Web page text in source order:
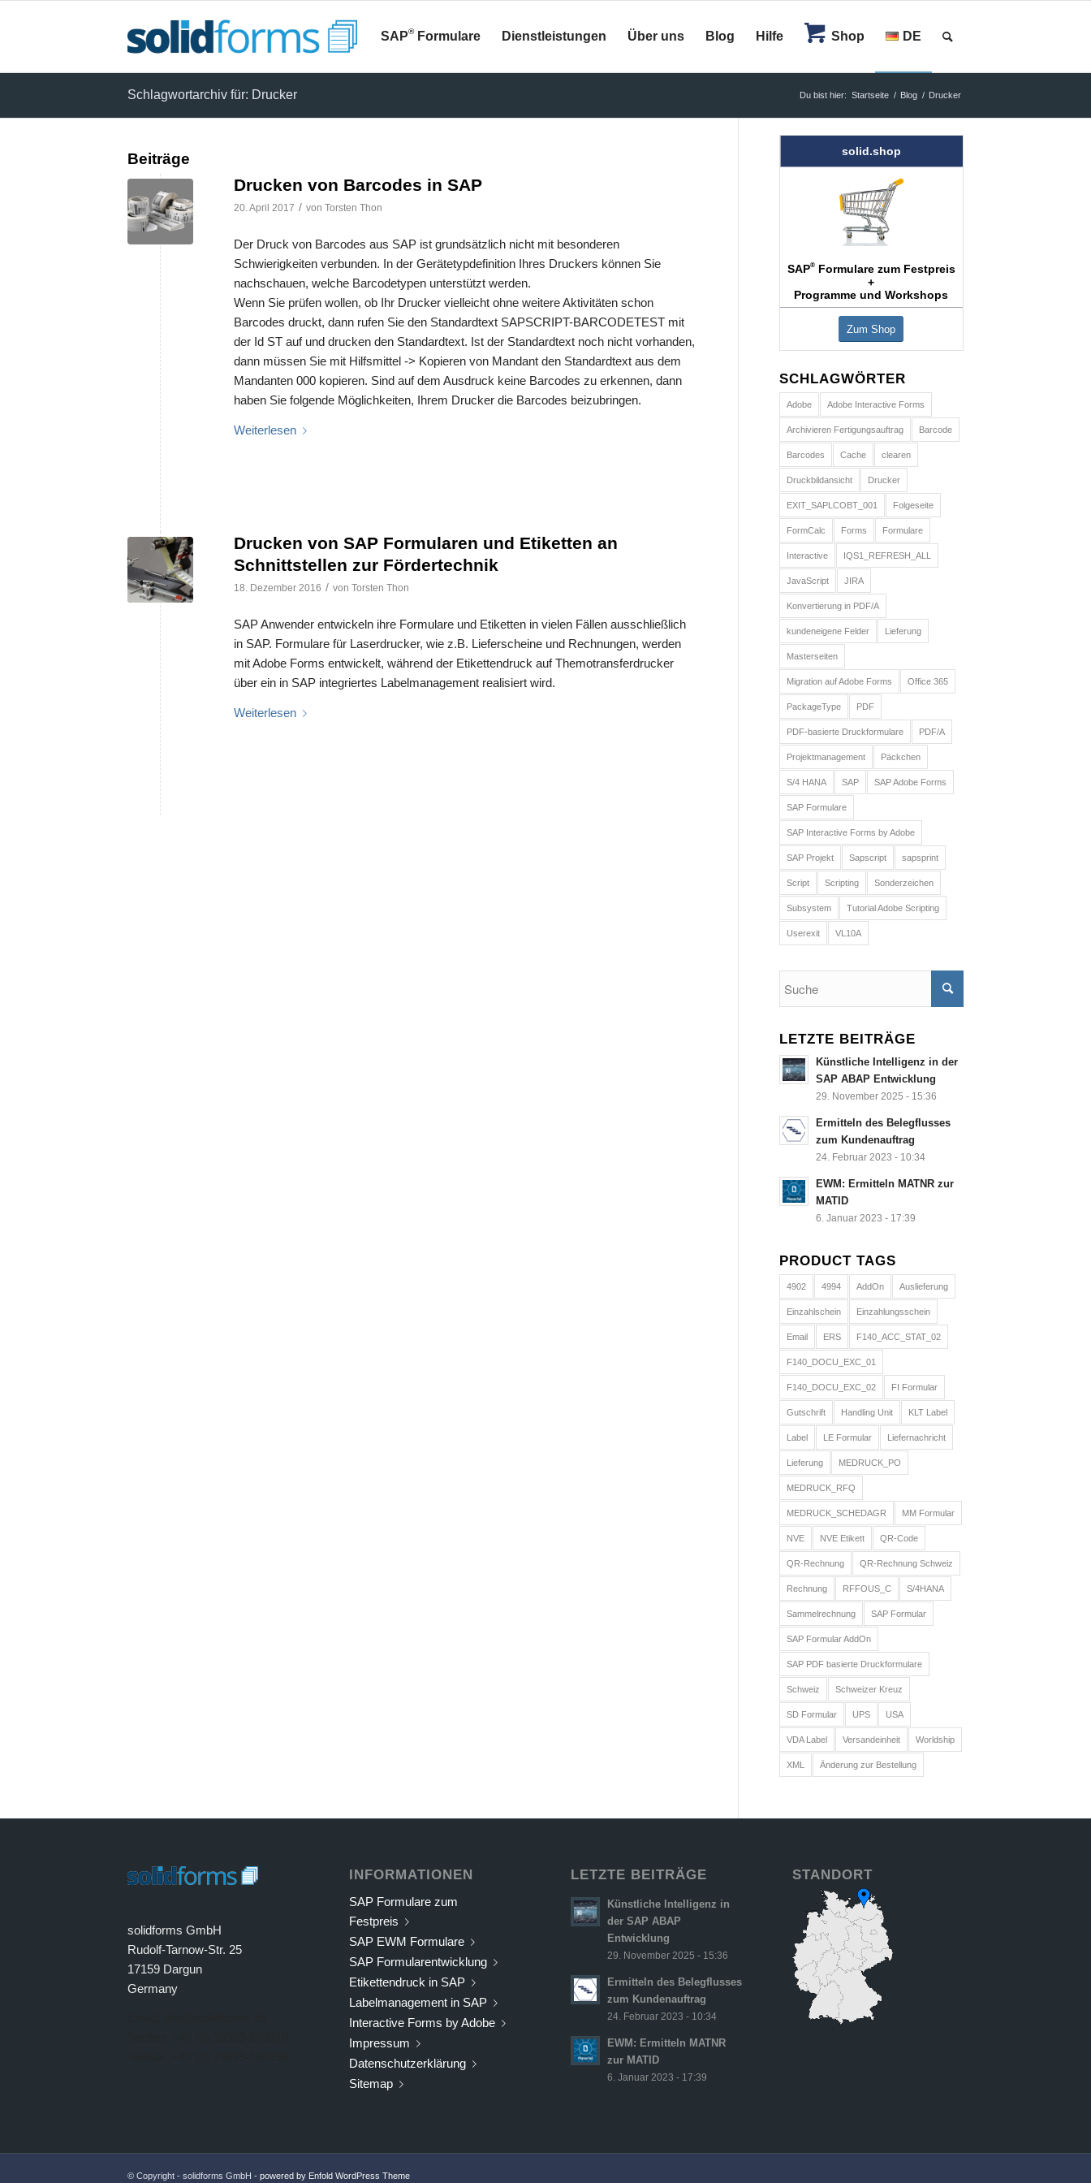
SAP®Formulare Dienstleistungen Über uns Blog Hilfe Shop DE
Schlagwortarchiv für: Drucker Du bist hier: Startseite / Blog / Drucker
Beiträge
Drucken von Barcodes in SAP
20. April 2017 / von Torsten Thon
Der Druck von Barcodes aus SAP ist grundsätzlich nicht mit besonderen
Schwierigkeiten verbunden. In der Gerätetypdefinition Ihres Druckers können Sie
nachschauen, welche Barcodetypen unterstützt werden.
Wenn Sie prüfen wollen, ob Ihr Drucker vielleicht ohne weitere Aktivitäten schon
Barcodes druckt, dann rufen Sie den Standardtext SAPSCRIPT-BARCODETEST mit
der Id ST auf und drucken den Standardtext. Ist der Standardtext noch nicht vorhanden,
dann müssen Sie mit Hilfsmittel -> Kopieren von Mandant den Standardtext aus dem
Mandanten 000 kopieren. Sind auf dem Ausdruck keine Barcodes zu erkennen, dann
haben Sie folgende Möglichkeiten, Ihrem Drucker die Barcodes beizubringen.
Weiterlesen
Drucken von SAP Formularen und Etiketten an
Schnittstellen zur Fördertechnik
18. Dezember 2016 / von Torsten Thon
SAP Anwender entwickeln ihre Formulare und Etiketten in vielen Fällen ausschließlich
in SAP. Formulare für Laserdrucker, wie z.B. Lieferscheine und Rechnungen, werden
mit Adobe Forms entwickelt, während der Etikettendruck auf Themotransferdrucker
über ein in SAP integriertes Labelmanagement realisiert wird.
Weiterlesen
solid.shop
SAP®Formulare zum Festpreis
+
Programme und Workshops
Zum Shop
SCHLAGWÖRTER
Adobe Adobe Interactive Forms
Archivieren Fertigungsauftrag Barcode
Barcodes Cache clearen
Druckbildansicht Drucker
EXIT_SAPLCOBT_001 Folgeseite
FormCalc Forms Formulare
Interactive IQS1_REFRESH_ALL
JavaScript JIRA
Konvertierung in PDF/A
kundeneigene Felder Lieferung
Masterseiten
Migration auf Adobe Forms Office 365
PackageType PDF
PDF-basierte Druckformulare PDF/A
Projektmanagement Päckchen
S/4 HANA SAP SAP Adobe Forms
SAP Formulare
SAP Interactive Forms by Adobe
SAP Projekt Sapscript sapsprint
Script Scripting Sonderzeichen
Subsystem Tutorial Adobe Scripting
Userexit VL10A
LETZTE BEITRÄGE
Künstliche Intelligenz in der
SAP ABAP Entwicklung
29. November 2025 - 15:36
Ermitteln des Belegflusses
zum Kundenauftrag
24. Februar 2023 - 10:34
EWM: Ermitteln MATNR zur
MATID
6. Januar 2023 - 17:39
PRODUCT TAGS
4902 4994 AddOn Auslieferung
Einzahlschein Einzahlungsschein
Email ERS F140_ACC_STAT_02
F140_DOCU_EXC_01
F140_DOCU_EXC_02 FI Formular
Gutschrift Handling Unit KLT Label
Label LE Formular Liefernachricht
Lieferung MEDRUCK_PO
MEDRUCK_RFQ
MEDRUCK_SCHEDAGR MM Formular
NVE NVE Etikett QR-Code
QR-Rechnung QR-Rechnung Schweiz
Rechnung RFFOUS_C S/4HANA
Sammelrechnung SAP Formular
SAP Formular AddOn
SAP PDF basierte Druckformulare
Schweiz Schweizer Kreuz
SD Formular UPS USA
VDA Label Versandeinheit Worldship
XML Änderung zur Bestellung
solidforms GmbH
Rudolf-Tarnow-Str. 25
17159 Dargun
Germany
INFORMATIONEN
SAP Formulare zum
Festpreis
SAP EWM Formulare
SAP Formularentwicklung
Etikettendruck in SAP
Labelmanagement in SAP
Interactive Forms by Adobe
Impressum
Datenschutzerklärung
Sitemap
LETZTE BEITRÄGE
Künstliche Intelligenz in
der SAP ABAP
Entwicklung
29. November 2025 - 15:36
Ermitteln des Belegflusses
zum Kundenauftrag
24. Februar 2023 - 10:34
EWM: Ermitteln MATNR
zur MATID
6. Januar 2023 - 17:39
STANDORT
© Copyright - solidforms GmbH - powered by Enfold WordPress Theme